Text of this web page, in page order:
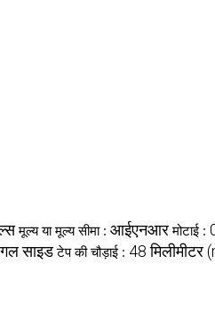
मूल्य या मूल्य सीमा : आईएनआर मोटाई :
साइडटेप की चौड़ाई : 48 मिलीमीटर